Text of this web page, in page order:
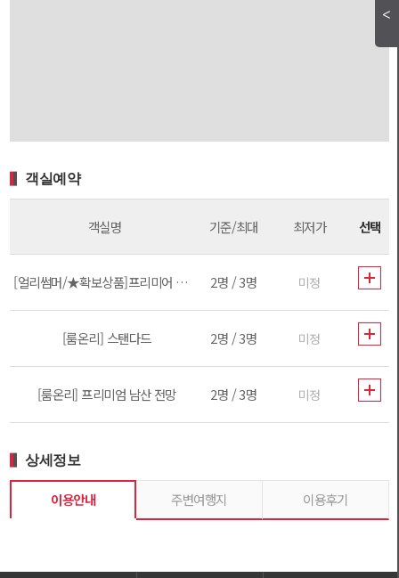
객실예약
객실명 기준/최대 최저가 선택
[얼리썸머/★확보상품]프리미어 킹베드(남산뷰) 2명 / 3명 미정
[룸온리] 스탠다드 2명 / 3명 미정
[룸온리] 프리미엄 남산 전망 2명 / 3명 미정
상세정보
이용안내 주변여행지 이용후기